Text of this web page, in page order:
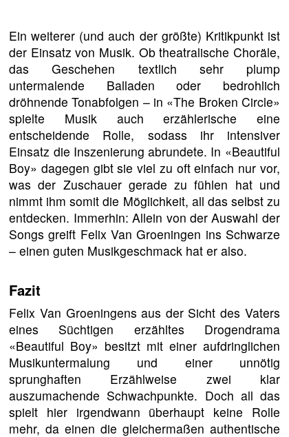
Ein weiterer (und auch der größte) Kritikpunkt ist
der Einsatz von Musik. Ob theatralische Choräle,
das Geschehen textlich sehr plump
untermalende Balladen oder bedrohlich
dröhnende Tonabfolgen – in «The Broken Circle»
spielte Musik auch erzählerische eine
entscheidende Rolle, sodass ihr intensiver
Einsatz die Inszenierung abrundete. In «Beautiful
Boy» dagegen gibt sie viel zu oft einfach nur vor,
was der Zuschauer gerade zu fühlen hat und
nimmt ihm somit die Möglichkeit, all das selbst zu
entdecken. Immerhin: Allein von der Auswahl der
Songs greift Felix Van Groeningen ins Schwarze
– einen guten Musikgeschmack hat er also.
Fazit
Felix Van Groeningens aus der Sicht des Vaters
eines Süchtigen erzähltes Drogendrama
«Beautiful Boy» besitzt mit einer aufdringlichen
Musikuntermalung und einer unnötig
sprunghaften Erzählweise zwei klar
auszumachende Schwachpunkte. Doch all das
spielt hier irgendwann überhaupt keine Rolle
mehr, da einen die gleichermaßen authentische